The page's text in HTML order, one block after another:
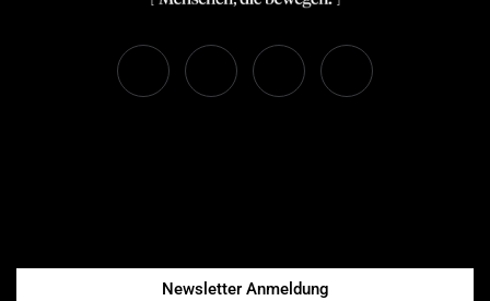
Newsletter Anmeldung